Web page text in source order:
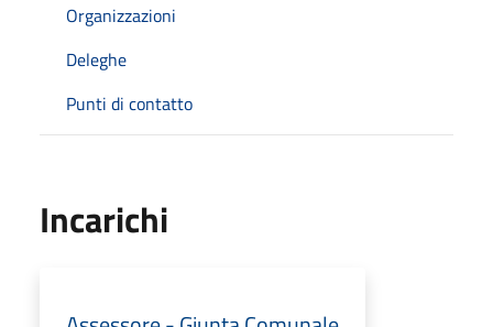
Organizzazioni
Deleghe
Punti di contatto
Incarichi